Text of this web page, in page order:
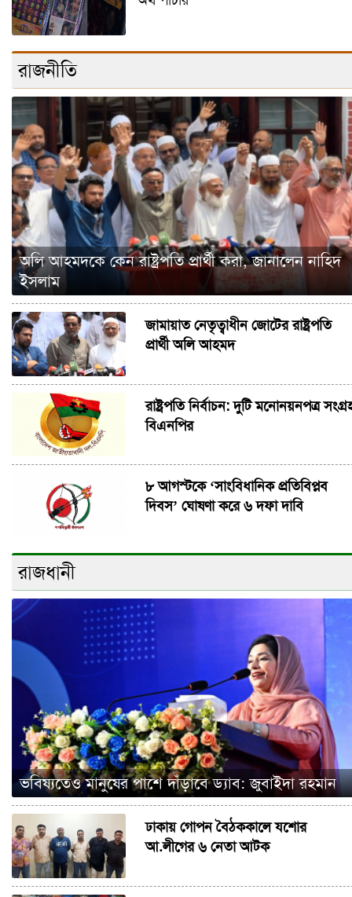
রাজনীতি
অলি আহমদকে কেন রাষ্ট্রপতি প্রার্থী করা, জানালেন নাহিদ
ইসলাম
জামায়াত নেতৃত্বাধীন জোটের রাষ্ট্রপতি
প্রার্থী অলি আহমদ
রাষ্ট্রপতি নির্বাচন: দুটি মনোনয়নপত্র
বিএনপির
৮ আগস্টকে ‘সাংবিধানিক প্রতিবিপ্লব
দিবস’ ঘোষণা করে ৬ দফা দাবি
রাজধানী
ভবিষ্যতেও মানুষের পাশে দাঁড়াবে ড্যাব: জুবাইদা রহমান
ঢাকায় গোপন বৈঠককালে যশোর
আ.লীগের ৬ নেতা আটক